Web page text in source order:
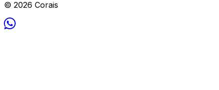
© 2026 Corais